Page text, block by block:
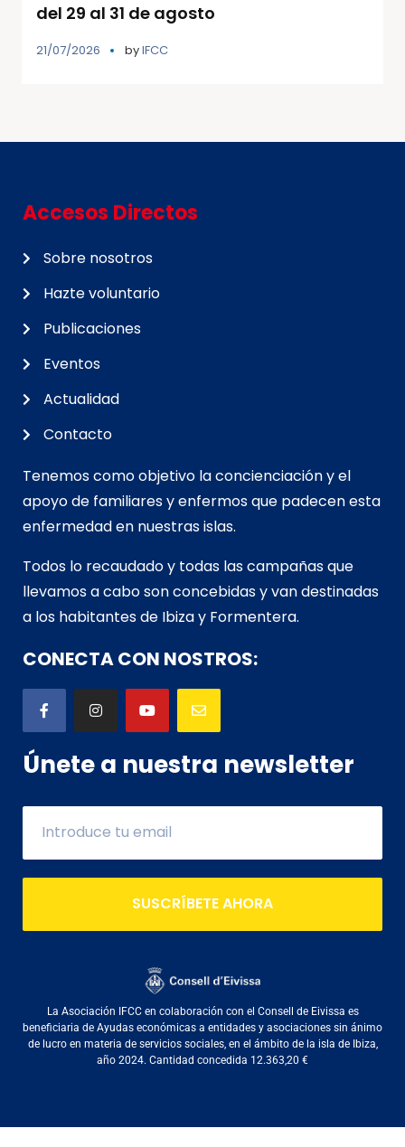
del 29 al 31 de agosto
21/07/2026 byIFCC
Accesos Directos
Sobre nosotros
Hazte voluntario
Publicaciones
Eventos
Actualidad
Contacto
Tenemos como objetivo la concienciación y el
apoyo de familiares y enfermos que padecen esta
enfermedad en nuestras islas.
Todos lo recaudado y todas las campañas que
llevamos a cabo son concebidas y van destinadas
a los habitantes de Ibiza y Formentera.
CONECTA CON NOSTROS:
Únete a nuestra newsletter
SUSCRÍBETE AHORA
La Asociación IFCC en colaboración con el Consell de Eivissa es
beneficiaria de Ayudas económicas a entidades y asociaciones sin ánimo
de lucro en materia de servicios sociales, en el ámbito de la isla de Ibiza,
año 2024. Cantidad concedida 12.363,20 €